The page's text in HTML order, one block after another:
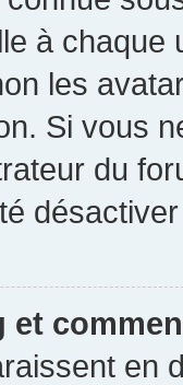
à chaque
les
Si vous
du
et
en